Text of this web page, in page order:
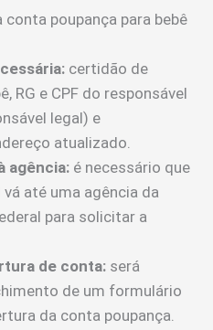
conta poupança para bebê
certidão de
RG e CPF do responsável
legal) e
atualizado.
agência: é necessário que
até uma agência da
para solicitar a
de conta: será
de um formulário
da conta poupança.